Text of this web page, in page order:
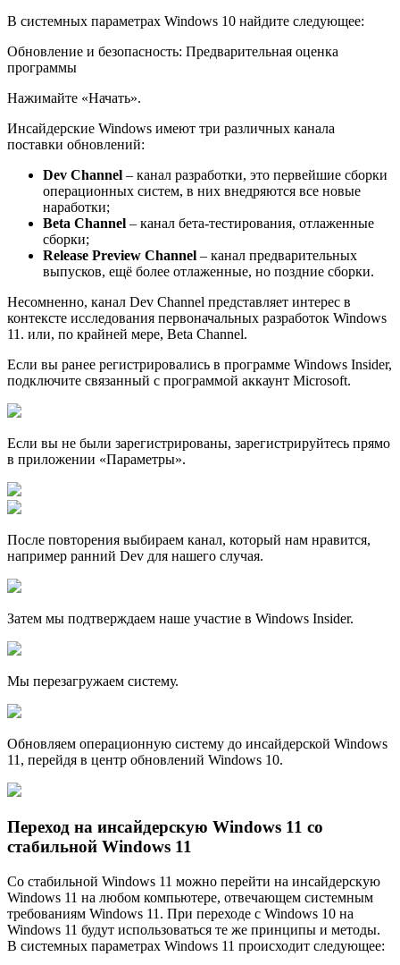
В системных параметрах Windows 10 найдите следующее:
Обновление и безопасность: Предварительная оценка
программы
Нажимайте «Начать».
Инсайдерские Windows имеют три различных канала
поставки обновлений:
Dev Channel – канал разработки, это первейшие сборки
операционных систем, в них внедряются все новые
наработки;
Beta Channel – канал бета-тестирования, отлаженные
сборки;
Release Preview Channel – канал предварительных
выпусков, ещё более отлаженные, но поздние сборки.
Несомненно, канал Dev Channel представляет интерес в
контексте исследования первоначальных разработок Windows
11. или, по крайней мере, Beta Channel.
Если вы ранее регистрировались в программе Windows Insider,
подключите связанный с программой аккаунт Microsoft.
Если вы не были зарегистрированы, зарегистрируйтесь прямо
в приложении «Параметры».
После повторения выбираем канал, который нам нравится,
например ранний Dev для нашего случая.
Затем мы подтверждаем наше участие в Windows Insider.
Мы перезагружаем систему.
Обновляем операционную систему до инсайдерской Windows
11, перейдя в центр обновлений Windows 10.
Переход на инсайдерскую Windows 11 со
стабильной Windows 11
Со стабильной Windows 11 можно перейти на инсайдерскую
Windows 11 на любом компьютере, отвечающем системным
требованиям Windows 11. При переходе с Windows 10 на
Windows 11 будут использоваться те же принципы и методы.
В системных параметрах Windows 11 происходит следующее: